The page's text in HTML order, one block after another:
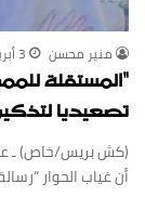
منير محسن 3 أبريل 2023
“المستقلة
تصعيديا
(كش بريس/خاص) ـ
أن غياب الحوار